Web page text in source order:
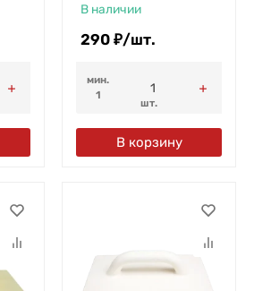
В наличии
290 ₽/шт.
мин.
1
шт.
В корзину